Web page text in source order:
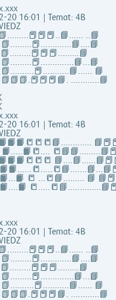
20 16:01 | Temat: 4B
..📘
📗………📕📕📕………📘
📗……….📕………..📘…… 📘
…………📘
20 16:01 | Temat: 4B
📙…..📙📒….
📒 …📒📘……... 📘
20 16:01 | Temat: 4B
..📘
📗………📕📕📕………📘
📗……….📕………..📘…… 📘
…………📘